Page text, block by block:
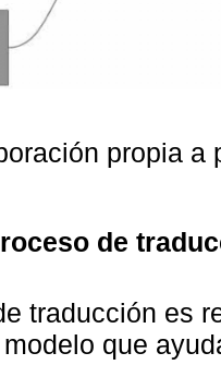
propia a
de
traducción es
que